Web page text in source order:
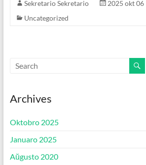
Sekretario Sekretario
2025 okt 06
Uncategorized
Archives
Oktobro 2025
Januaro 2025
Aŭgusto 2020